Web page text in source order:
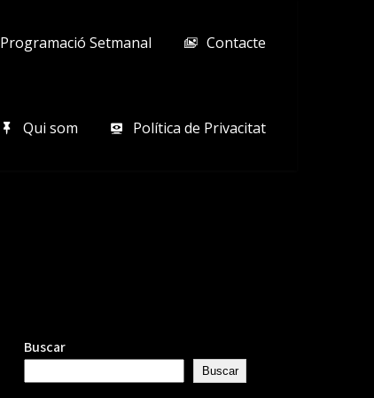
Programació Setmanal Contacte
Qui som Política de Privacitat
Buscar
Buscar